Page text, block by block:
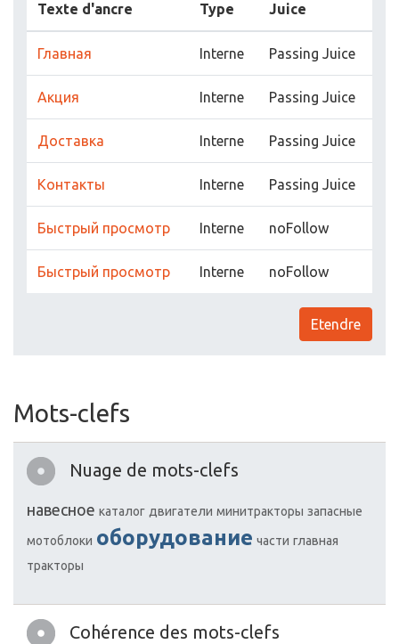
Texte d'ancre Type Juice
Главная Interne Passing Juice
Акция Interne Passing Juice
Доставка Interne Passing Juice
Контакты Interne Passing Juice
Быстрый просмотр Interne noFollow
Быстрый просмотр Interne noFollow
Etendre
Mots-clefs
Nuage de mots-clefs
навесное каталог двигатели минитракторы запасные
мотоблоки оборудование части главная
тракторы
Cohérence des mots-clefs